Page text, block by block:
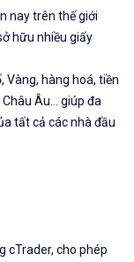
nay trên thế giới
hữu nhiều giấy
Vàng, hàng hoá, tiền
Âu... giúp đa
tất cả các nhà đầu
cTrader, cho phép